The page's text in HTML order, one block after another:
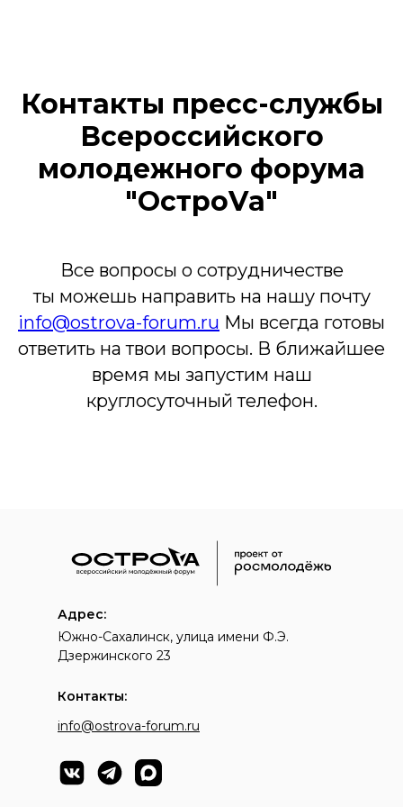
Контакты пресс-службы
Всероссийского
молодежного форума
"ОстроVа"
Все вопросы о сотрудничестве
ты можешь направить на нашу почту
info@ostrova-forum.ru Мы всегда готовы
ответить на твои вопросы. В ближайшее
время мы запустим наш
круглосуточный телефон.
info@ostrova-forum.ru
Контакты:
Южно-Сахалинск, улица имени Ф.Э.
Дзержинского 23
Адрес: